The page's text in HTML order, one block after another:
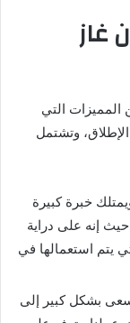
غاز
المميزات التي
وتشتمل
خبرة كبيرة
إنه على دراية
يتم استعمالها في
بشكل كبير إلى